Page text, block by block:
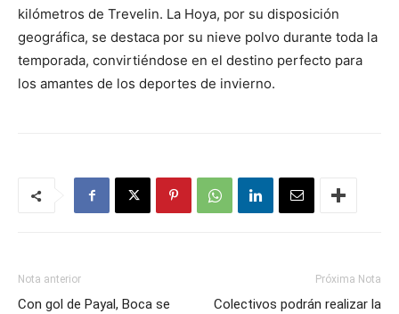
kilómetros de Trevelin. La Hoya, por su disposición
geográfica, se destaca por su nieve polvo durante toda la
temporada, convirtiéndose en el destino perfecto para
los amantes de los deportes de invierno.
Nota anterior
Con gol de Payal, Boca se
Próxima Nota
Colectivos podrán realizar la